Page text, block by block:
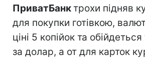
ПриватБанктрохи підняв
для покупки готівкою,
ціні 5 копійок та
за долар, а от для карток